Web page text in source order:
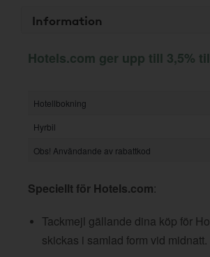
Information
Hotels.com ger upp till 3,5%
Hotellbokning
Hyrbil
Obs! Användande av rabattkod
Speciellt för Hotels.com:
Tackmejl gällande dina köp för
skickas i samlad form vid midnatt.